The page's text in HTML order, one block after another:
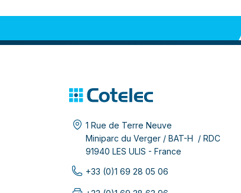
1 Rue de Terre Neuve
Miniparc du Verger / BAT-H / RDC
91940 LES ULIS - France
+33 (0)1 69 28 05 06